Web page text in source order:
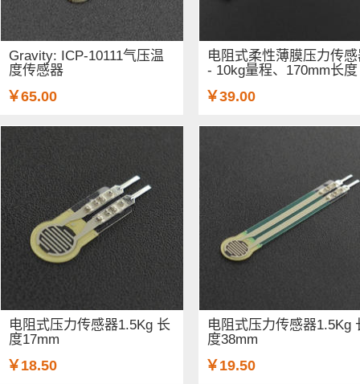
Gravity: ICP-10111气压温
度传感器
￥65.00
电阻式柔性薄膜压力传
- 10kg量程、170mm长度
￥39.00
电阻式压力传感器1.5Kg 长
度17mm
￥18.50
电阻式压力传感器1.5Kg 长
度38mm
￥19.50